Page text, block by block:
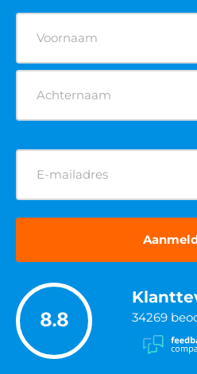
Hoogwerker cursus
Reachtruck cursus
Verreiker cursus
Brandslanghaspel keuren
POPULAIRE ADVIEZEN
RI&E
BHV plan